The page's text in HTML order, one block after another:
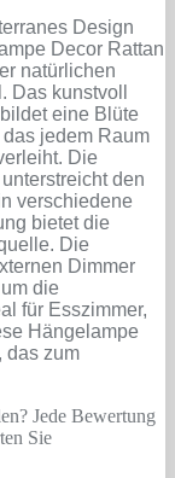
Design
Decor Rattan
natürlichen
Das kunstvoll
eine Blüte
jedem Raum
Die
den
verschiedene
bietet die
Die
Dimmer
die
für Esszimmer,
Hängelampe
das zum
Jede Bewertung
Sie